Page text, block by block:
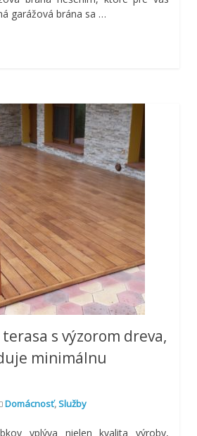
garážová brána sa …
s výzorom dreva,
minimálnu
Domácnosť,Služby
vplýva nielen kvalita výroby,